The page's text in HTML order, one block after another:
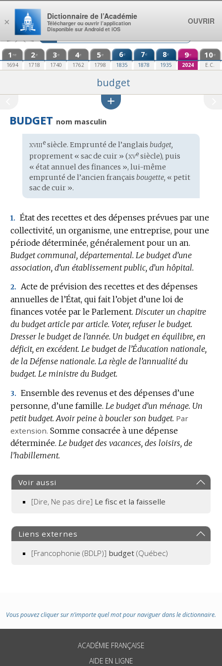
Aller au contenu
1 re
1694
2e
1718
3e
1740
4e
1762
5e
1798
6e
1835
7e
1878
8e
1935
9e
2024
10e
E.C.
budget
BUDGET nom masculin
Étymologie
:
xviiiesiècle. Emprunté de l’anglais budget,
proprement « sac de cuir » (xvesiècle), puis
« état annuel des finances », lui-même
emprunté de l’ancien français bougette, « petit
sac de cuir ».
1. État des recettes et des dépenses prévues par une
collectivité, un organisme, une entreprise, pour une
période déterminée, généralement pour un an.
Budget communal, départemental. Le budget d’une
association, d’un établissement public, d’un hôpital.
2. Acte de prévision des recettes et des dépenses
annuelles de l’État, qui fait l’objet d’une loi de
finances votée par le Parlement. Discuter un chapitre
du budget article par article. Voter, refuser le budget.
Dresser le budget de l’année. Un budget en équilibre, en
déficit, en excédent. Le budget de l’Éducation nationale,
de la Défense nationale. La règle de l’annualité du
budget. Le ministre du Budget.
3. Ensemble des revenus et des dépenses d’une
personne, d’une famille. Le budget d’un ménage. Un
petit budget. Avoir peine à boucler son budget. Par
extension. Somme consacrée à une dépense
déterminée. Le budget des vacances, des loisirs, de
l’habillement.
Voir aussi
[Dire, Ne pas dire] Le fisc et la faisselle
Liens externes
[Francophonie (BDLP)] budget (Québec)
Vous pouvez cliquer sur n’importe quel mot pour naviguer dans le dictionnaire.
ACADÉMIE FRANÇAISE
AIDE EN LIGNE
×
Dictionnaire de l’Académie
Télécharger ou ouvrir l’application
Disponible sur Android et iOS
OUVRIR